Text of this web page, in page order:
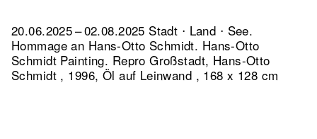
20.06.2025 – 02.08.2025 Stadt ⋅ Land ⋅ See.
Hommage an Hans-Otto Schmidt. Hans-Otto
Schmidt Painting. Repro Großstadt, Hans-Otto
Schmidt , 1996, Öl auf Leinwand , 168 x 128 cm